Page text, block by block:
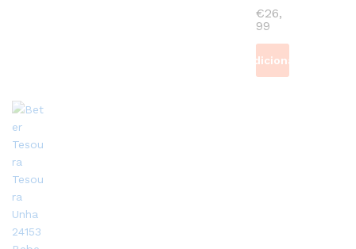
€26,
99
Adicionar